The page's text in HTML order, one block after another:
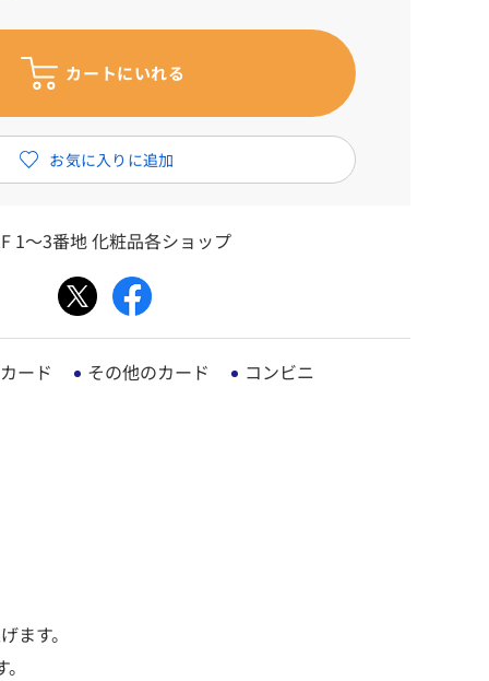
1～3番地 化粧品各ショップ
ード その他のカード コンビニ
ます。